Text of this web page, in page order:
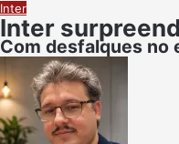
Inter
Inter
Com desfalques no